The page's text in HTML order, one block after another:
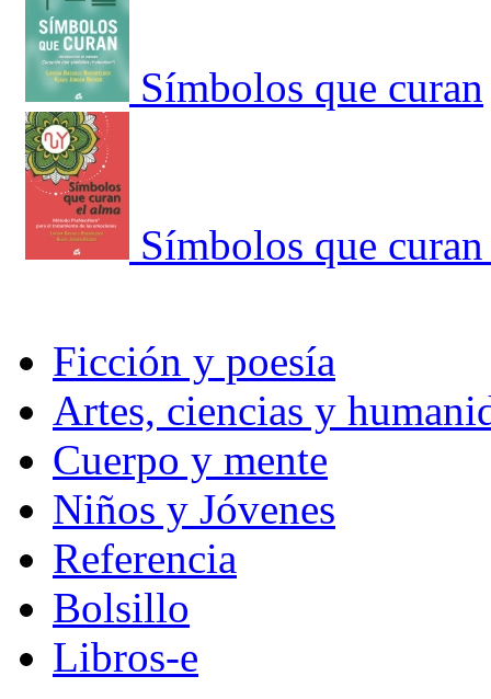
Símbolos que curan
Símbolos que
Ficción y poesía
Artes, ciencias y
Cuerpo y mente
Niños y Jóvenes
Referencia
Bolsillo
Libros-e